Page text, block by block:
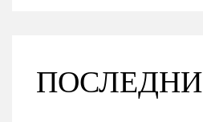
ПОСЛЕДНИ